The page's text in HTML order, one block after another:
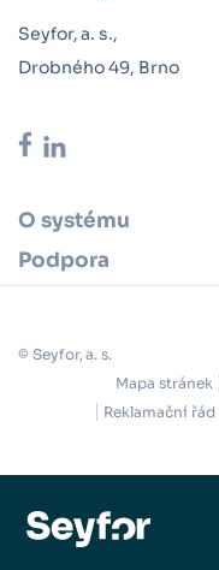
Seyfor, a. s.,
Drobného 49, Brno
O systému
Podpora
© Seyfor, a. s.
Mapa stránek
Reklamační řád